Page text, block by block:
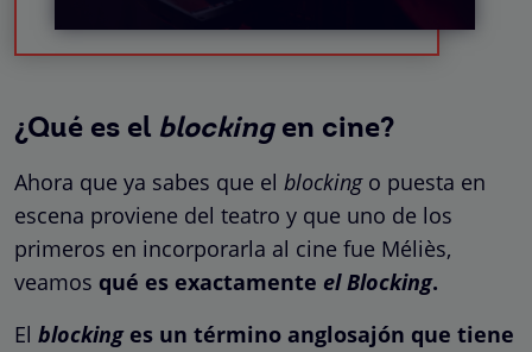
¿Qué es el blockingen cine?
Ahora que ya sabes que el blockingo puesta en
escena proviene del teatro y que uno de los
primeros en incorporarla al cine fue Méliès,
veamos qué es exactamente el Blocking.
El blockinges un término anglosajón que tiene